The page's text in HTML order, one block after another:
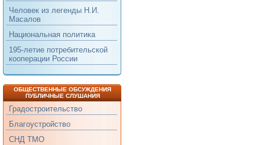
Человек из легенды Н.И.
Масалов
Национальная политика
195-летие потребительской
кооперации России
ОБЩЕСТВЕННЫЕ ОБСУЖДЕНИЯ
ПУБЛИЧНЫЕ СЛУШАНИЯ
Градостроительство
Благоустройство
СНД ТМО